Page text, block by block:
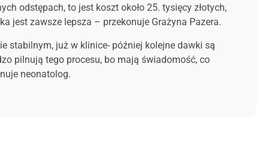
odstępach, to jest koszt około 25. tysięcy złotych,
jest zawsze lepsza – przekonuje Grażyna Pazera.
stabilnym, już w klinice- później kolejne dawki są
pilnują tego procesu, bo mają świadomość, co
neonatolog.